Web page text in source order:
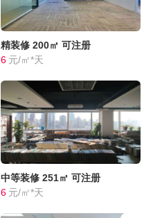
精装修 200㎡ 可注册
6 元/㎡*天
中等装修 251㎡ 可注册
6 元/㎡*天